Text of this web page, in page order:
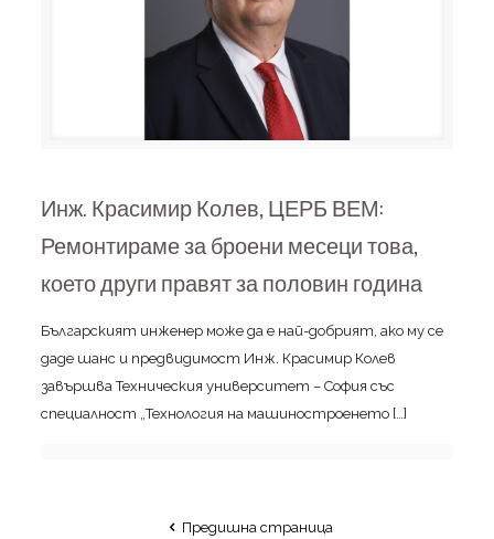
Инж. Красимир Колев, ЦЕРБ ВЕМ:
Ремонтираме за броени месеци това,
което други правят за половин година
Българският инженер може да е най-добрият, ако му се
даде шанс и предвидимост Инж. Красимир Колев
завършва Техническия университет – София със
специалност „Технология на машиностроенето[…]
Предишна страница